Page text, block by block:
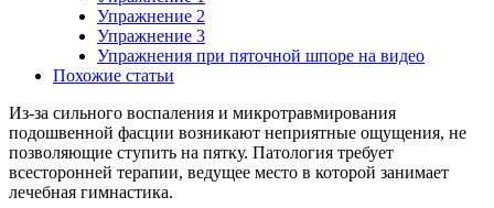
Упражнение 2
Упражнение 3
Упражнения при пяточной шпоре на видео
Похожие статьи
Из-за сильного воспаления и микротравмирования
подошвенной фасции возникают неприятные ощущения, не
позволяющие ступить на пятку. Патология требует
всесторонней терапии, ведущее место в которой занимает
лечебная гимнастика.